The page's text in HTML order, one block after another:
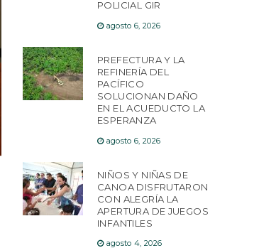
POLICIAL GIR
agosto 6, 2026
PREFECTURA Y LA
REFINERÍA DEL
PACÍFICO
SOLUCIONAN DAÑO
EN EL ACUEDUCTO LA
ESPERANZA
agosto 6, 2026
NIÑOS Y NIÑAS DE
CANOA DISFRUTARON
CON ALEGRÍA LA
APERTURA DE JUEGOS
INFANTILES
agosto 4, 2026